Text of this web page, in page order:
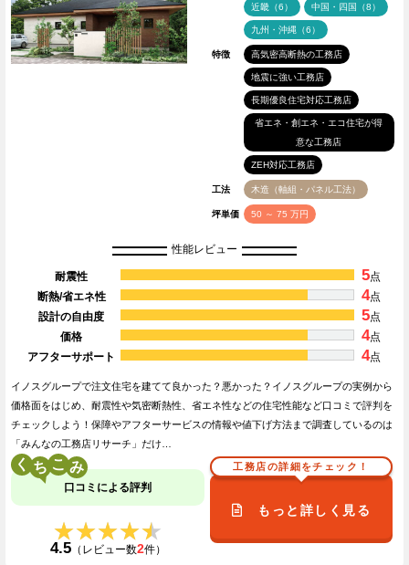
近畿（6） 中国・四国（8）
九州・沖縄（6）
特徴 高気密高断熱の工務店
地震に強い工務店
長期優良住宅対応工務店
省エネ・創エネ・エコ住宅が得
意な工務店
ZEH対応工務店
工法 木造（軸組・パネル工法）
坪単価 50 ～ 75 万円
性能レビュー
耐震性 5点
断熱/省エネ性
4点
設計の自由度
5点
価格
4点
アフターサポート
4点
イノスグループで注文住宅を建てて良かった？悪かった？イノスグループの実例から
価格面をはじめ、耐震性や気密断熱性、省エネ性などの住宅性能など口コミで評判を
チェックしよう！保障やアフターサービスの情報や値下げ方法まで調査しているのは
「みんなの工務店リサーチ」だけ…
く こ
口コミによる評判
★★★★★
★★★★★
4.5（レビュー数2件）
工務店の詳細をチェック！
もっと詳しく見る